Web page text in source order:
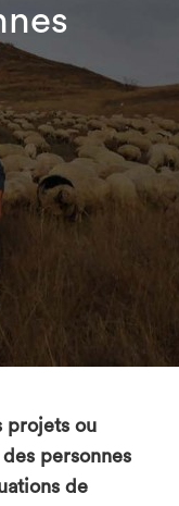
projets ou
personnes
de